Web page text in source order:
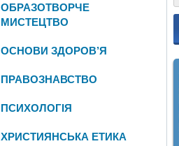
ОБРАЗОТВОРЧЕ
МИСТЕЦТВО
ОСНОВИ ЗДОРОВ’Я
ПРАВОЗНАВСТВО
ПСИХОЛОГІЯ
ХРИСТИЯНСЬКА ЕТИКА